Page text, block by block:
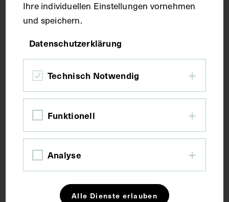
Maße
Bildmaß 46 x 30,4 cm
Kurzbeschreibung
Auf der Rückseite mit einem Vermerk zur Leihgabe
durch die Gesellschaft der Ärzte, Wien.
Schlagwörter
Bakteriologie
Dermatologie
Ihre individuellen Einstellungen vornehmen
und speichern.
Datenschutzerklärung
Technisch Notwendig
Funktionell
Analyse
Alle Dienste erlauben